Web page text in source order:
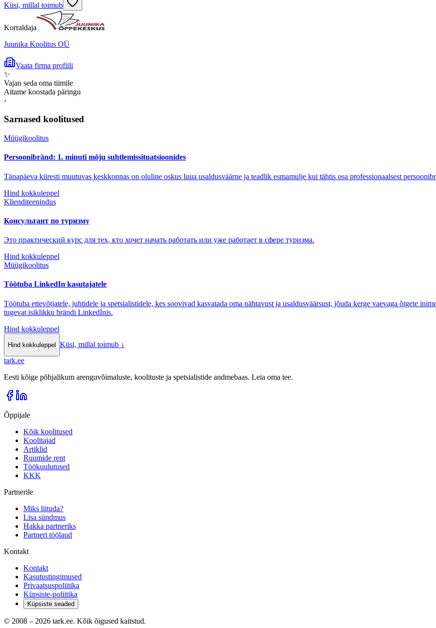
Küsi, millal toimub
Korraldaja
Juunika Koolitus OÜ
Vaata firma profiili
✨
Vajan seda oma tiimile
Aitame koostada päringu
›
Sarnased koolitused
Müügikoolitus
Persoonibränd: 1. minuti mõju suhtlemissituatsioonides
Tänapäeva kiiresti muutuvas keskkonnas on oluline oskus luua usaldusväärne ja teadlik esmamulje kui tähtis osa professionaalsest
Hind kokkuleppel
Klienditeenindus
Консультант по туризму
Это практический курс для тех, кто хочет начать работать или уже работает в сфере туризма.
Hind kokkuleppel
Müügikoolitus
Töötuba LinkedIn kasutajatele
Töötuba ettevõtjatele, juhtidele ja spetsialistidele, kes soovivad kasvatada oma nähtavust ja usaldusväärsust, jõuda kerge vaevaga õigete
tugevat isiklikku brändi LinkedInis.
Hind kokkuleppel
Hind kokkuleppel Küsi, millal toimub ↓
tark.ee
Eesti kõige põhjalikum arenguvõimaluste, koolituste ja spetsialistide andmebaas. Leia oma tee.
Õppijale
Kõik koolitused
Koolitajad
Artiklid
Ruumide rent
Töökuulutused
KKK
Partnerile
Miks liituda?
Lisa sündmus
Hakka partneriks
Partneri töölaud
Kontakt
Kontakt
Kasutustingimused
Privaatsuspoliitika
Küpsiste-poliitika
Küpsiste seaded
© 2008 – 2026 tark.ee. Kõik õigused kaitstud.